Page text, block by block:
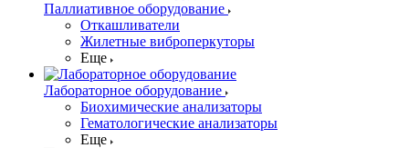
Паллиативное оборудование
Откашливатели
Жилетные виброперкуторы
Еще
Лабораторное оборудование
Биохимические анализаторы
Гематологические анализаторы
Еще